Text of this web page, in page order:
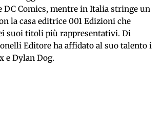
DC Comics, mentre in Italia stringe un
la casa editrice 001 Edizioni che
suoi titoli più rappresentativi. Di
Editore ha affidato al suo talento i
e Dylan Dog.